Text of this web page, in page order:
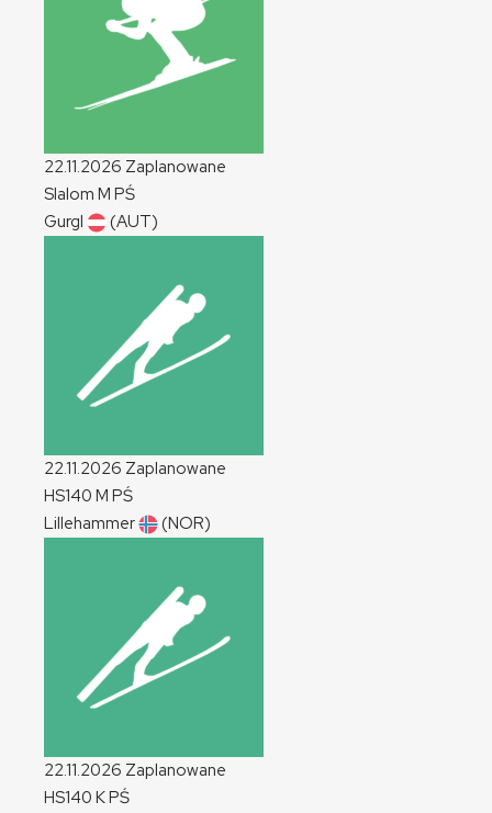
22.11.2026 Zaplanowane
Slalom M PŚ
Gurgl
(AUT)
22.11.2026 Zaplanowane
HS140 M PŚ
Lillehammer
(NOR)
22.11.2026 Zaplanowane
HS140 KPŚ